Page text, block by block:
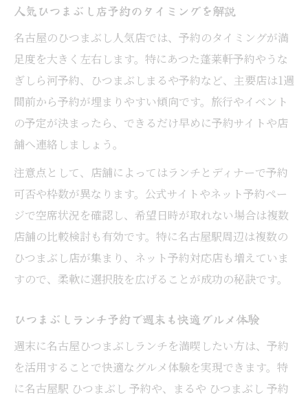
人気ひつまぶし店予約のタイミングを解説
名古屋のひつまぶし人気店では、予約のタイミングが満
足度を大きく左右します。特にあつた蓬莱軒予約やうな
ぎしら河予約、ひつまぶしまるや予約など、主要店は1週
間前から予約が埋まりやすい傾向です。旅行やイベント
の予定が決まったら、できるだけ早めに予約サイトや店
舗へ連絡しましょう。
注意点として、店舗によってはランチとディナーで予約
可否や枠数が異なります。公式サイトやネット予約ペー
ジで空席状況を確認し、希望日時が取れない場合は複数
店舗の比較検討も有効です。特に名古屋駅周辺は複数の
ひつまぶし店が集まり、ネット予約対応店も増えていま
すので、柔軟に選択肢を広げることが成功の秘訣です。
ひつまぶしランチ予約で週末も快適グルメ体験
週末に名古屋ひつまぶしランチを満喫したい方は、予約
を活用することで快適なグルメ体験を実現できます。特
に名古屋駅 ひつまぶし 予約や、まるや ひつまぶし 予約